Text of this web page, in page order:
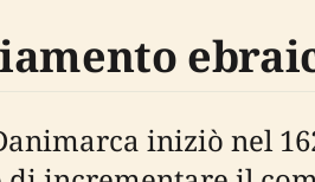
iniziò nel